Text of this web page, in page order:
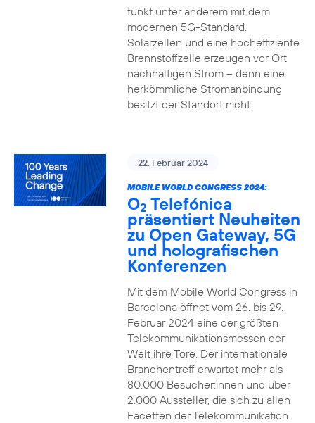
funkt unter anderem mit dem
modernen 5G-Standard.
Solarzellen und eine hocheffiziente
Brennstoffzelle erzeugen vor Ort
nachhaltigen Strom – denn eine
herkömmliche Stromanbindung
besitzt der Standort nicht.
22. Februar 2024
MOBILE WORLD CONGRESS 2024:
O2 Telefónica
präsentiert Neuheiten
zu Open Gateway, 5G
und holografischen
Konferenzen
Mit dem Mobile World Congress in
Barcelona öffnet vom 26. bis 29.
Februar 2024 eine der größten
Telekommunikationsmessen der
Welt ihre Tore. Der internationale
Branchentreff erwartet mehr als
80.000 Besucher:innen und über
2.000 Aussteller, die sich zu allen
Facetten der Telekommunikation